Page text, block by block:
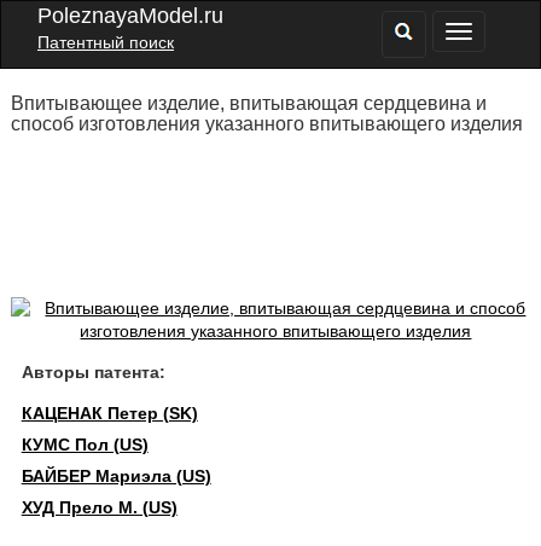
PoleznayaModel.ru
Патентный поиск
Впитывающее изделие, впитывающая сердцевина и
способ изготовления указанного впитывающего изделия
Авторы патента:
КАЦЕНАК Петер (SK)
КУМС Пол (US)
БАЙБЕР Мариэла (US)
ХУД Прело М. (US)